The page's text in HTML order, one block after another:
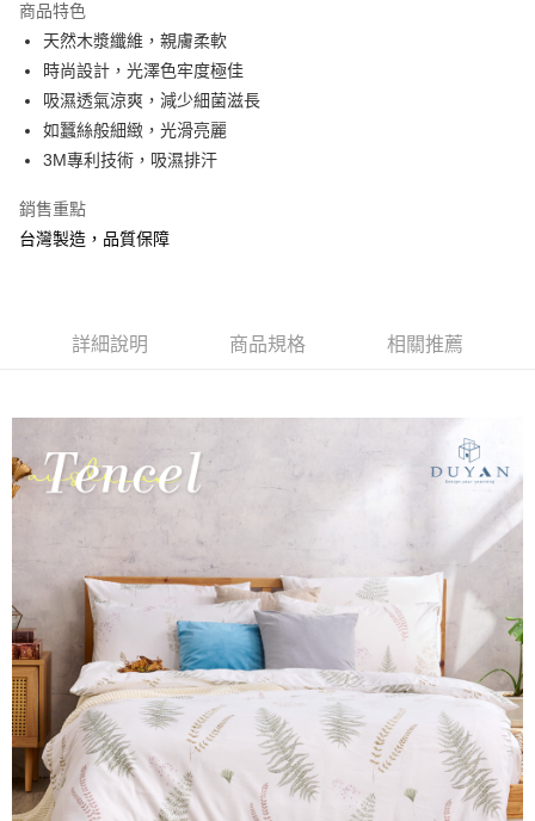
合作金庫商業銀行
華南商業銀行
上海商業儲蓄銀行
國泰世華商業銀行
臺灣中小企業銀行
匯豐（台灣）商業銀行
聯邦商業銀行
元大商業銀行
台新國際商業銀行
超商取貨付款
LINE Pay
Apple Pay
悠遊付
Google Pay
全盈+PAY
【大哥付你分期使用說明】
流程，驗證手機門號後，選擇欲分期的期數、繳款截止日，確認付款後即完
成交易。
3.實際核准額度、可分期數及費用金額請依後續交易確認頁面所載為準。
4.訂單成立30分鐘內，如未前往確認交易或遇審核未通過，訂單將自動取
消。如遇「轉專審核」未通過狀況，表示未達大哥付你分期系統評分，恕無
【繳款方式說明】
1.分期款項不併入電信帳單，「大哥付你分期」於每月結算日後寄送繳費提
醒簡訊。
2.透過簡訊連結打開帳單後，可選擇「超商條碼／台灣大直營門市／銀行轉
帳／街口支付／iPASS MONEY」等通路繳費。
【注意事項】
1.本服務係由「台灣大哥大股份有限公司」（以下簡稱本公司）所提供，讓
用戶於交易時，得透過本服務購買商品或服務，並由商店將買賣／分期付款
買賣價金債權讓與本公司後，依約使用本公司帳單繳交帳款。
2.基於同意付款使用「大哥付你分期」之契約關係目的，商店將以您的個人
資料（包含姓名、電話或地址）提供予台灣大哥大進項蒐集、處理及利用，
由本公司與您本人進行分期帳單所需資料之確認、核對及更正。
AFTEE先享後付是「在收到商品之後才付款」的支付方式。 讓您購物簡單
便利好安心！
１．簡單：不需註冊會員、不需綁卡、不需儲值。
２．便利：只要手機號碼，簡訊認證，即可結帳。
【「AFTEE先享後付」結帳流程】
１．於結帳方式選擇「AFTEE先享後付」後，將跳轉至「AFTEE先享後付」
結帳頁面，進行簡訊認證並確認金額後，即可完成結帳。
２．訂單成立數日內，您將收到繳費通知簡訊。
３．收到繳費通知簡訊後14天內，點擊此簡訊中的連結，可透過四大超商／
ATM／網路銀行／等多元方式進行付款，方視為交易完成。
※ 請注意：結帳手續完成當下不需立刻繳費，但若您需要取消訂單，請聯絡
購買商品的店家。未經商家同意取消之訂單仍視為有效，需透過AFTEE先享
後付繳納相關費用。
※ 交易是否成功請以「AFTEE先享後付 」之結帳頁面顯示為準，若有關於
是否繳費成功／繳費後需取消欲退款等相關疑問，請聯繫「AFTEE先享後付
客戶支援中心」https://netprotections.freshdesk.com/support/home
Hami Point
相關說明
「Hami Point」為中華電信所提供之點數服務，可於會員專區綁定中華電信
會員帳號後，即可在購物車使用 Hami Point 折抵消費金額 (1點等於1元)。
運送方式
全家取貨付款
每筆NT$60，滿NT$699(含以上)免運費
付款後全家取貨
每筆NT$60，滿NT$699(含以上)免運費
7-11取貨付款
每筆NT$60，滿NT$999(含以上)免運費
商品特色
天然木漿纖維，親膚柔軟
時尚設計，光澤色牢度極佳
吸濕透氣涼爽，減少細菌滋長
如蠶絲般細緻，光滑亮麗
3M專利技術，吸濕排汗
銷售重點
台灣製造，品質保障
詳細說明 商品規格 相關推薦